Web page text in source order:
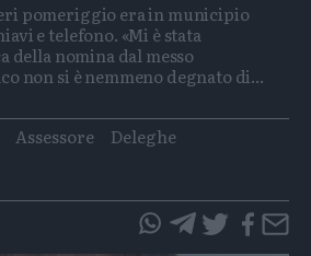
pomeriggio era in municipio
e telefono. «Mi è stata
della nomina dal messo
non si è nemmeno degnato di...
Assessore
Deleghe
questoquesto